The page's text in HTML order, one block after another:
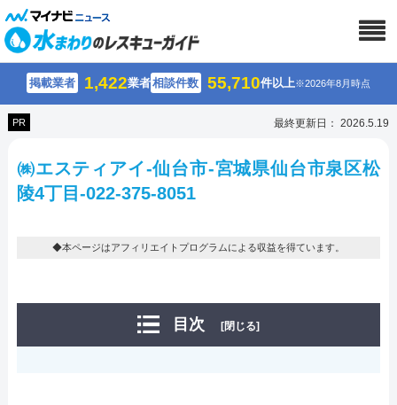
掲載業者 1,422業者相談件数 55,710件以上※2026年8月時点
PR 最終更新日： 2026.5.19
㈱エスティアイ-仙台市-宮城県仙台市泉区松
陵4丁目-022-375-8051
◆本ページはアフィリエイトプログラムによる収益を得ています。
目次 [閉じる]